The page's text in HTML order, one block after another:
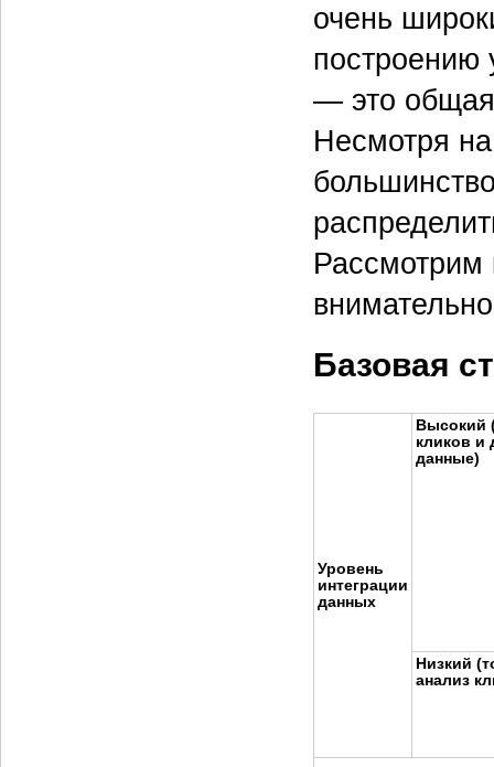
очень
построению
— это общая
Несмотря
Рассмотрим
Базовая
Уровень
интеграции
данных
Высокий
кликов и
данные)
Низкий
анализ